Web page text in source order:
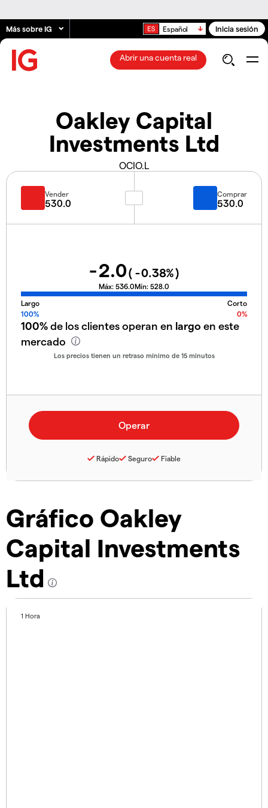
Más sobre IG Español Inicia sesión
Abrir una cuenta real
Oakley Capital
Investments Ltd
OCIO.L
Gráfico Oakley
Capital Investments
Ltd
1 Hora
Vender
530.0
Comprar
530.0
-2.0( -0.38%)
Máx: 536.0Mín: 528.0
Largo
Corto
100%
0%
100%de los clientes operan en largo en este
mercado
Los precios tienen un retraso mínimo de 15 minutos
Rápido Seguro Fiable